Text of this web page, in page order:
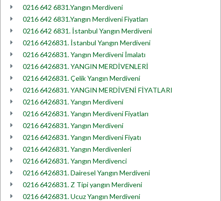
0216 642 6831.Yangın Merdiveni
0216 642 6831.Yangın Merdiveni Fiyatları
0216 642 6831. İstanbul Yangın Merdiveni
0216 6426831. İstanbul Yangın Merdiveni
0216 6426831. Yangın Merdiveni İmalatı
0216 6426831. YANGIN MERDİVENLERİ
0216 6426831. Çelik Yangın Merdiveni
0216 6426831. YANGIN MERDİVENİ FİYATLARI
0216 6426831. Yangın Merdiveni
0216 6426831. Yangın Merdiveni Fiyatları
0216 6426831. Yangın Merdiveni
0216 6426831. Yangın Merdiveni Fiyatı
0216 6426831. Yangın Merdivenleri
0216 6426831. Yangın Merdivenci
0216 6426831. Dairesel Yangın Merdiveni
0216 6426831. Z Tipi yangın Merdiveni
0216 6426831. Ucuz Yangın Merdiveni